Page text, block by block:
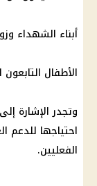
أبناء الشهداء
الأطفال التابعون
وتجدر الإشارة
احتياجها
الفعليين.